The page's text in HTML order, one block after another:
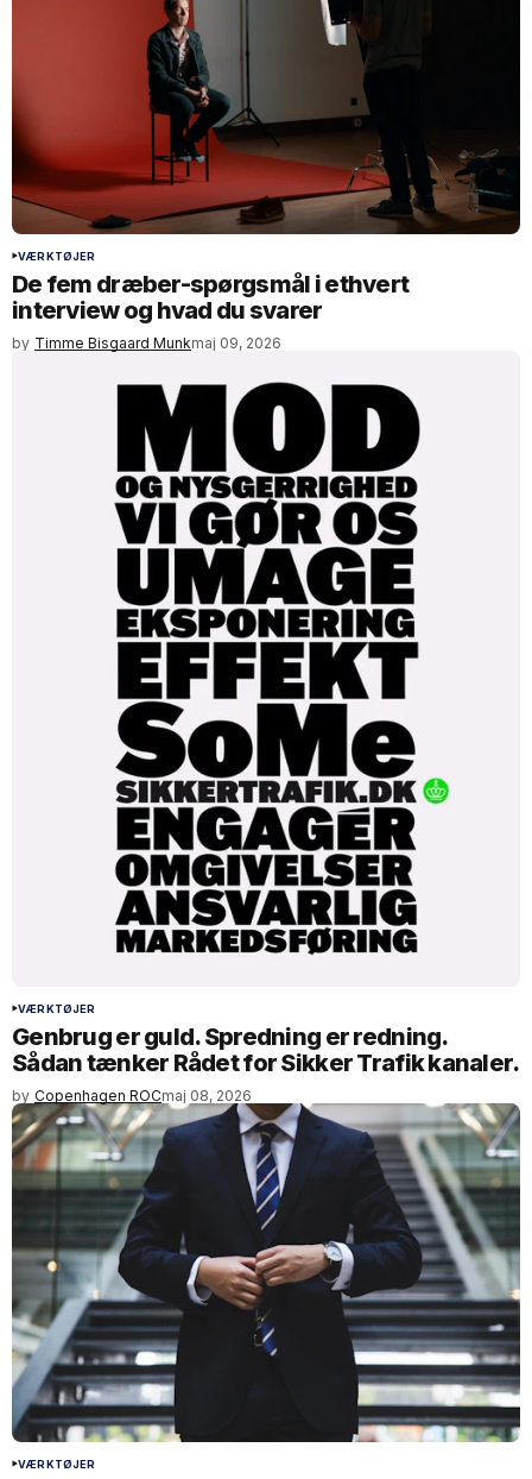
VÆRKTØJER
De fem dræber-spørgsmål i ethvert
interview og hvad du svarer
by Timme Bisgaard Munkmaj 09, 2026
VÆRKTØJER
Genbrug er guld. Spredning er redning.
Sådan tænker Rådet for Sikker Trafik kanaler.
by Copenhagen ROCmaj 08, 2026
VÆRKTØJER